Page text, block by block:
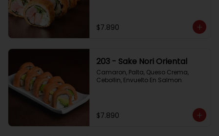
$7.890
203 - Sake Nori Oriental
Camaron, Palta, Queso Crema,
Cebollin, Envuelto En Salmon
$7.890